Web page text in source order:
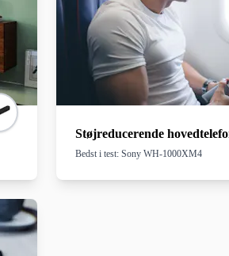
Støjreducerende
Bedst i test: Sony WH-1000XM4